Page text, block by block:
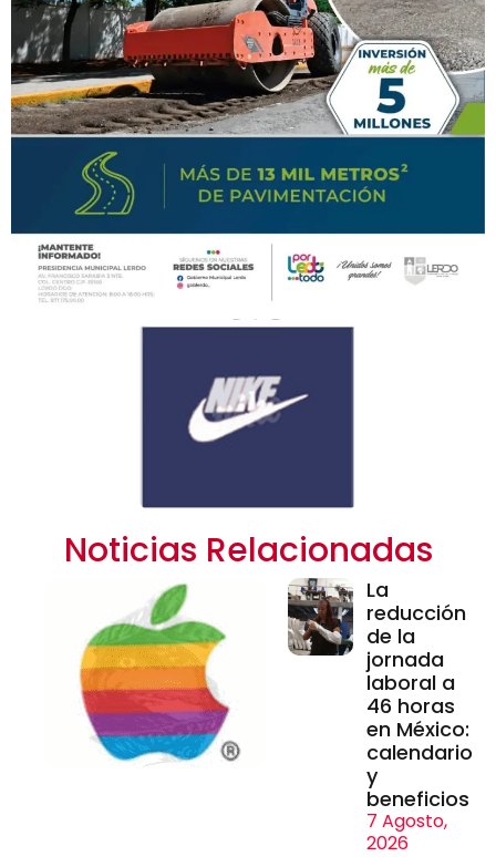
Noticias Relacionadas
La
reducción
de la
jornada
laboral a
46 horas
en México:
calendario
y
beneficios
7 Agosto,
2026